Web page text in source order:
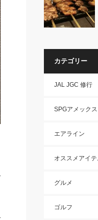
カテゴリー
JAL JGC 修行
SPGアメックス
エアライン
オススメアイテ
グルメ
ゴルフ